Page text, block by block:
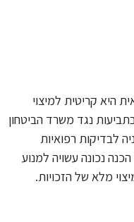
היא קריטית למיצוי
נגד משרד הביטחון
לבדיקות רפואיות
נכונה עשויה למנוע
מלא של הזכויות.